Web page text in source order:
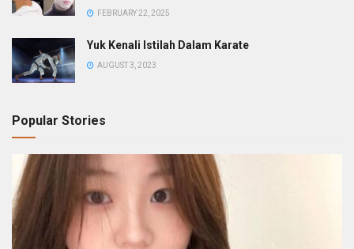
FEBRUARY 22, 2025
Yuk Kenali Istilah Dalam Karate
AUGUST 3, 2023
Popular Stories